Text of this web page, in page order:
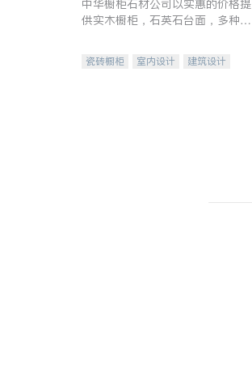
中华橱柜石材公司以实惠的价格提
供实木橱柜，石英石台面，多种优
机。品质厨房，家的选择。
瓷砖橱柜 室内设计
建筑设计